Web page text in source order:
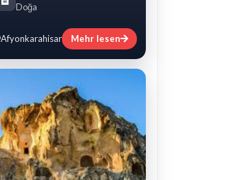
Doğa
Afyonkarahisar Mehr lesen